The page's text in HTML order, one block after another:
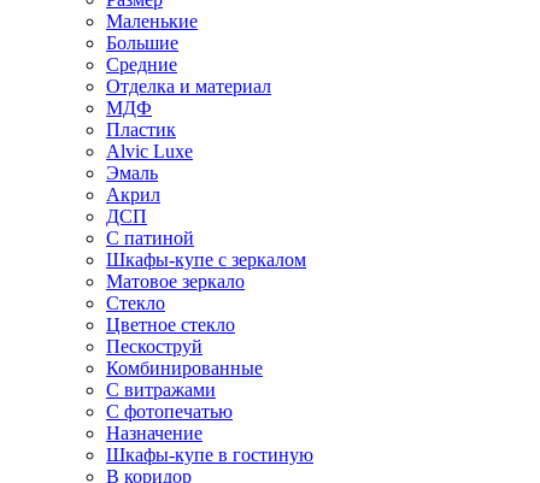
Маленькие
Большие
Средние
Отделка и материал
МДФ
Пластик
Alvic Luxe
Эмаль
Акрил
ДСП
С патиной
Шкафы-купе с зеркалом
Матовое зеркало
Стекло
Цветное стекло
Пескоструй
Комбинированные
С витражами
С фотопечатью
Назначение
Шкафы-купе в гостиную
В коридор